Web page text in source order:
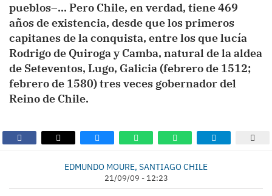
pueblos–… Pero Chile, en verdad, tiene 469
años de existencia, desde que los primeros
capitanes de la conquista, entre los que lucía
Rodrigo de Quiroga y Camba, natural de la aldea
de Seteventos, Lugo, Galicia (febrero de 1512;
febrero de 1580) tres veces gobernador del
Reino de Chile.
EDMUNDO MOURE, SANTIAGO CHILE
21/09/09 - 12:23